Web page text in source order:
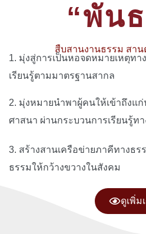
“พัน
สืบสานงานธรรม สา
1. มุ่งสู่การเป็นหอจดหมายเหตุท
เรียนรู้ตามมาตรฐานสากล
2. มุ่งหมายนำพาผู้คนให้เข้าถึงแ
ศาสนา ผ่านกระบวนการเรียนรู้ท
3. สร้างสานเครือข่ายภาคีทางธร
ธรรมให้กว้างขวางในสังคม
ดูเพิ่ม